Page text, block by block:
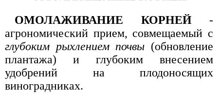
ОМОЛАЖИВАНИЕ КОРНЕЙ-
агрономический прием, совмещаемый с
глубоким рыхлением почвы (обновление
плантажа) и глубоким внесением
удобрений на плодоносящих
виноградниках.